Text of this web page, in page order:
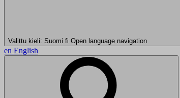
Valittu kieli: Suomi fi Open language navigation
en English